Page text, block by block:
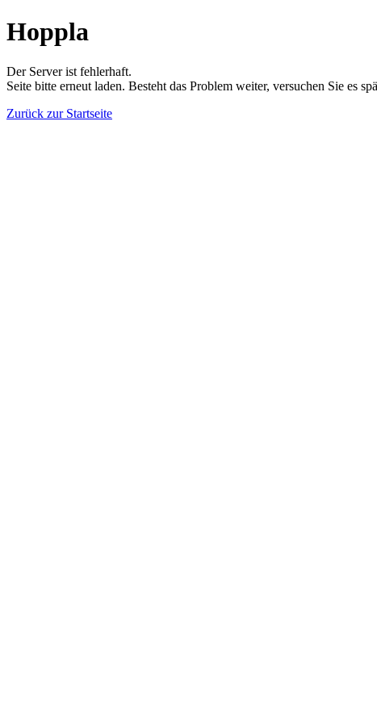
Hoppla
Der Server ist fehlerhaft.
Seite bitte erneut laden. Besteht das Problem weiter, versuchen Sie es
Zurück zur Startseite